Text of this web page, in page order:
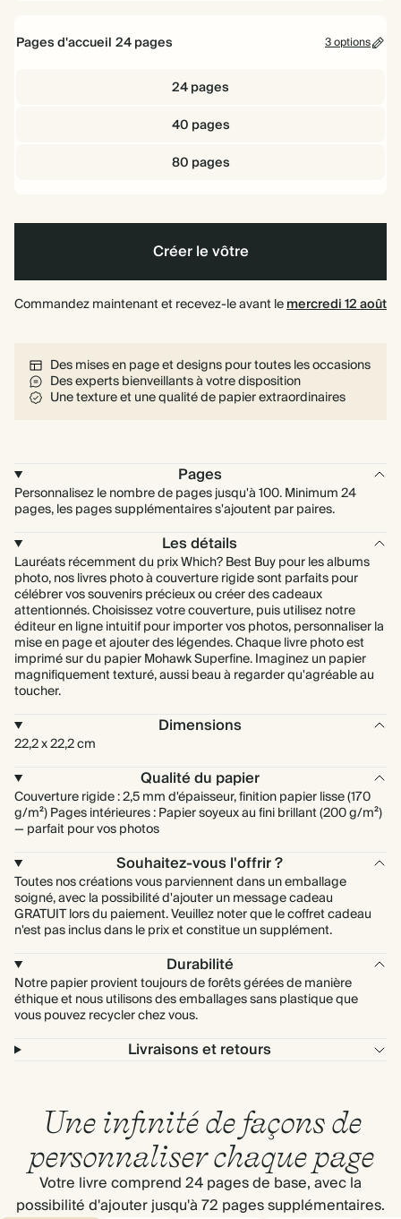
Pages d'accueil 24pages 3 options
24 pages
40 pages
80 pages
Créer le vôtre
Commandez maintenant et recevez-le avant lemercredi 12 août
Des mises en page et designs pour toutes les occasions
Des experts bienveillants à votre disposition
Une texture et une qualité de papier extraordinaires
Pages
Personnalisez le nombre de pages jusqu'à 100. Minimum 24
pages, les pages supplémentaires s'ajoutent par paires.
Les détails
Lauréats récemment du prix Which? Best Buy pour les albums
photo, nos livres photo à couverture rigide sont parfaits pour
célébrer vos souvenirs précieux ou créer des cadeaux
attentionnés. Choisissez votre couverture, puis utilisez notre
éditeur en ligne intuitif pour importer vos photos, personnaliser la
mise en page et ajouter des légendes. Chaque livre photo est
imprimé sur du papier Mohawk Superfine. Imaginez un papier
magnifiquement texturé, aussi beau à regarder qu'agréable au
toucher.
Dimensions
22,2 x 22,2 cm
Qualité du papier
Couverture rigide : 2,5 mm d'épaisseur, finition papier lisse (170
g/m²) Pages intérieures : Papier soyeux au fini brillant (200 g/m²)
— parfait pour vos photos
Souhaitez-vous l'offrir ?
Toutes nos créations vous parviennent dans un emballage
soigné, avec la possibilité d'ajouter un message cadeau
GRATUIT lors du paiement. Veuillez noter que le coffret cadeau
n'est pas inclus dans le prix et constitue un supplément.
Durabilité
Notre papier provient toujours de forêts gérées de manière
éthique et nous utilisons des emballages sans plastique que
vous pouvez recycler chez vous.
Livraisons et retours
Une infinité de façons de
personnaliser chaque page
Votre livre comprend 24 pages de base, avec la
possibilité d'ajouter jusqu'à 72 pages supplémentaires.